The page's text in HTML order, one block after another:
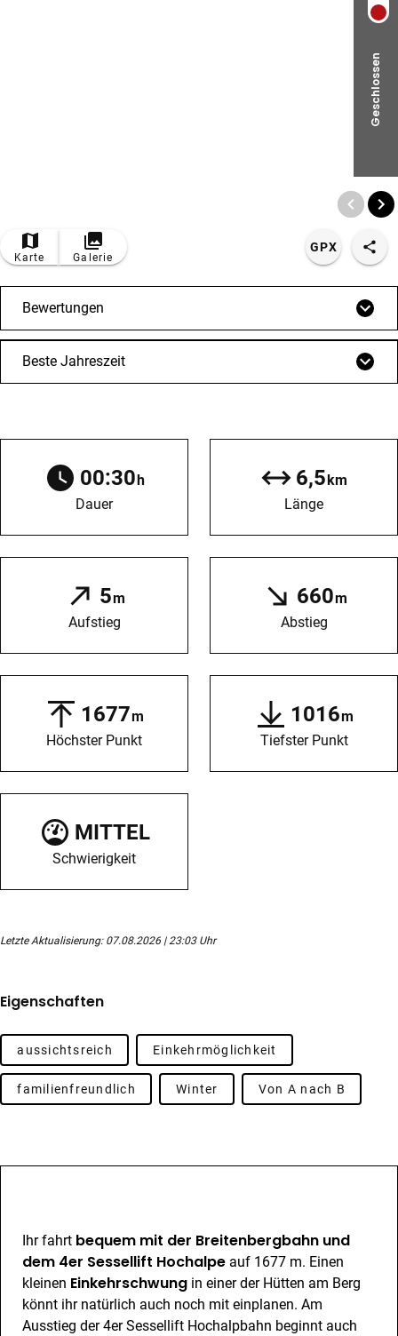
Geschlossen
Karte Galerie
GPX
Bewertungen
Beste Jahreszeit
00:30h
Dauer
6,5km
Länge
5m
Aufstieg
660m
Abstieg
1677m
Höchster Punkt
1016m
Tiefster Punkt
MITTEL
Schwierigkeit
Letzte Aktualisierung: 07.08.2026 | 23:03 Uhr
Eigenschaften
aussichtsreich Einkehrmöglichkeit
familienfreundlich Winter Von A nach B
Ihr fahrt bequem mit der Breitenbergbahn und
dem 4er Sessellift Hochalpe auf 1677 m. Einen
kleinen Einkehrschwung in einer der Hütten am Berg
könnt ihr natürlich auch noch mit einplanen. Am
Ausstieg der 4er Sessellift Hochalpbahn beginnt auch